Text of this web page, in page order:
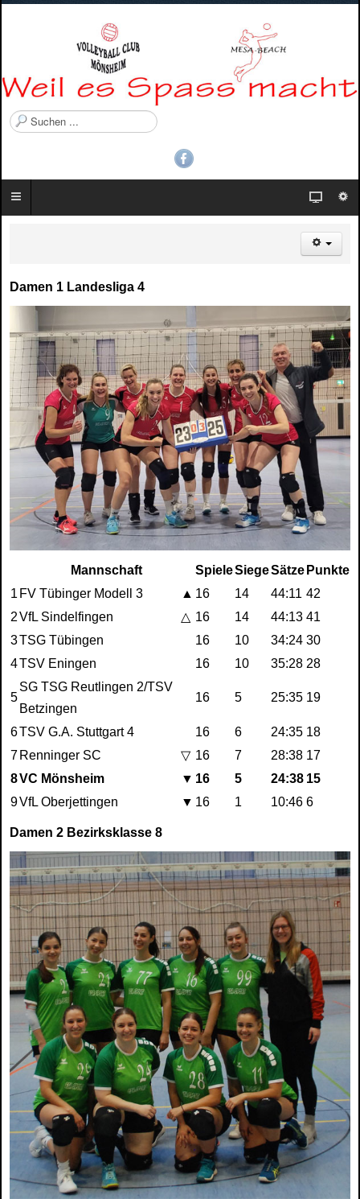
S
u
e
n
.
Damen 1 Landesliga 4
Mannschaft SpieleSiegeSätze Punkte
1 FV Tübinger Modell 3 ▲ 16 14 44:11 42
2VfL Sindelfingen △ 16 14 44:13 41
3TSG Tübingen 16 10 34:24 30
4TSV Eningen 16 10 35:28 28
5
SG TSG Reutlingen 2/TSV
Betzingen
16 5 25:35 19
6TSV G.A. Stuttgart 4 16 6 24:35 18
7 Renninger SC ▽ 16 7 28:38 17
8VC Mönsheim ▼ 16 5 24:38 15
9VfL Oberjettingen ▼ 16 1 10:46 6
Damen 2 Bezirksklasse 8